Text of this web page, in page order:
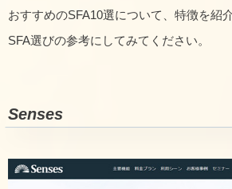
おすすめのSFA10選について、特徴を紹
SFA選びの参考にしてみてください。
Senses